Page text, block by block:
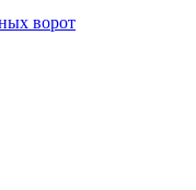
ворот